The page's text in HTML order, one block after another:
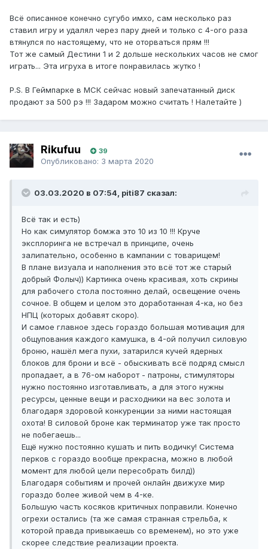
Всё описанное конечно сугубо имхо, сам несколько раз
ставил игру и удалял через пару дней и только с 4-ого раза
втянулся по настоящему, что не оторваться прям !!!
Тот же самый Дестини 1 и 2 дольше нескольких часов не смог
играть... Эта игруха в итоге понравилась жутко !
P.S. В Геймпарке в МСК сейчас новый запечатанный диск
продают за 500 рэ !!! Задаром можно считать ! Налетайте )
Rikufuu 39
Опубликовано: 3 марта 2020
03.03.2020 в 07:54, piti87 сказал:
Всё так и есть)
Но как симулятор бомжа это 10 из 10 !!! Круче
эксплоринга не встречал в принципе, очень
залипательно, особенно в кампании с товарищем!
В плане визуала и наполнения это всё тот же старый
добрый Фолыч)) Картинка очень красивая, хоть скрины
для рабочего стола постоянно делай, освещение очень
сочное. В общем и целом это доработанная 4-ка, но без
НПЦ (которых добавят скоро).
И самое главное здесь гораздо большая мотивация для
общупования каждого камушка, в 4-ой получил силовую
броню, нашёл мега пухи, затарился кучей ядерных
блоков для брони и всё - обыскивать всё подряд смысл
пропадает, а в 76-ом наборот - патроны, стимуляторы
нужно постоянно изготавливать, а для этого нужны
ресурсы, ценные вещи и расходники на вес золота и
благодаря здоровой конкуренции за ними настоящая
охота! В силовой броне как терминатор уже так просто
не побегаешь...
Ещё нужно постоянно кушать и пить водичку! Система
перков с гораздо вообще прекрасна, можно в любой
момент для любой цели пересобрать билд))
Благодаря событиям и прочей онлайн движухе мир
гораздо более живой чем в 4-ке.
Большую часть косяков критичных поправили. Конечно
огрехи остались (та же самая странная стрельба, к
которой правда привыкаешь со временем), но это уже
скорее следствие реализации проекта.